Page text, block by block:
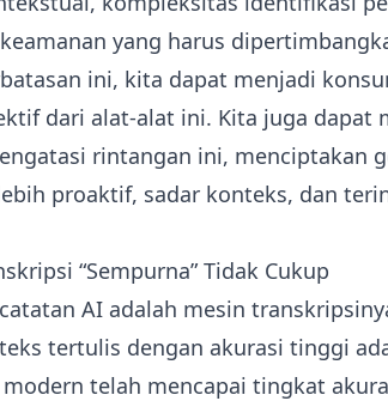
yang harus
ini, kita dapat menjadi
dari alat-alat ini. Kita juga dapat
rintangan ini, menciptakan
proaktif, sadar konteks, dan
“Sempurna” Tidak Cukup
AI adalah mesin
tertulis dengan akurasi tinggi
telah mencapai tingkat